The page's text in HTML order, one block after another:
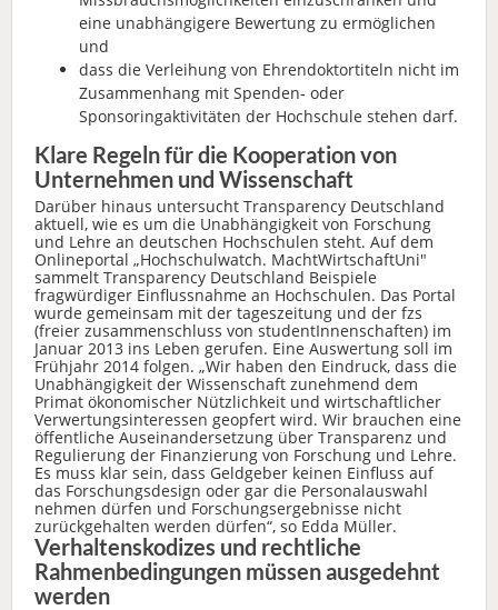
eine unabhängigere Bewertung zu ermöglichen
und
dass die Verleihung von Ehrendoktortiteln nicht im
Zusammenhang mit Spenden- oder
Sponsoringaktivitäten der Hochschule stehen darf.
Klare Regeln für die Kooperation von
Unternehmen und Wissenschaft
Darüber hinaus untersucht Transparency Deutschland
aktuell, wie es um die Unabhängigkeit von Forschung
und Lehre an deutschen Hochschulen steht. Auf dem
Onlineportal „Hochschulwatch. MachtWirtschaftUni"
sammelt Transparency Deutschland Beispiele
fragwürdiger Einflussnahme an Hochschulen. Das Portal
wurde gemeinsam mit der tageszeitung und der fzs
(freier zusammenschluss von studentInnenschaften) im
Januar 2013 ins Leben gerufen. Eine Auswertung soll im
Frühjahr 2014 folgen. „Wir haben den Eindruck, dass die
Unabhängigkeit der Wissenschaft zunehmend dem
Primat ökonomischer Nützlichkeit und wirtschaftlicher
Verwertungsinteressen geopfert wird. Wir brauchen eine
öffentliche Auseinandersetzung über Transparenz und
Regulierung der Finanzierung von Forschung und Lehre.
Es muss klar sein, dass Geldgeber keinen Einfluss auf
das Forschungsdesign oder gar die Personalauswahl
nehmen dürfen und Forschungsergebnisse nicht
zurückgehalten werden dürfen“, so Edda Müller.
Verhaltenskodizes und rechtliche
Rahmenbedingungen müssen ausgedehnt
werden